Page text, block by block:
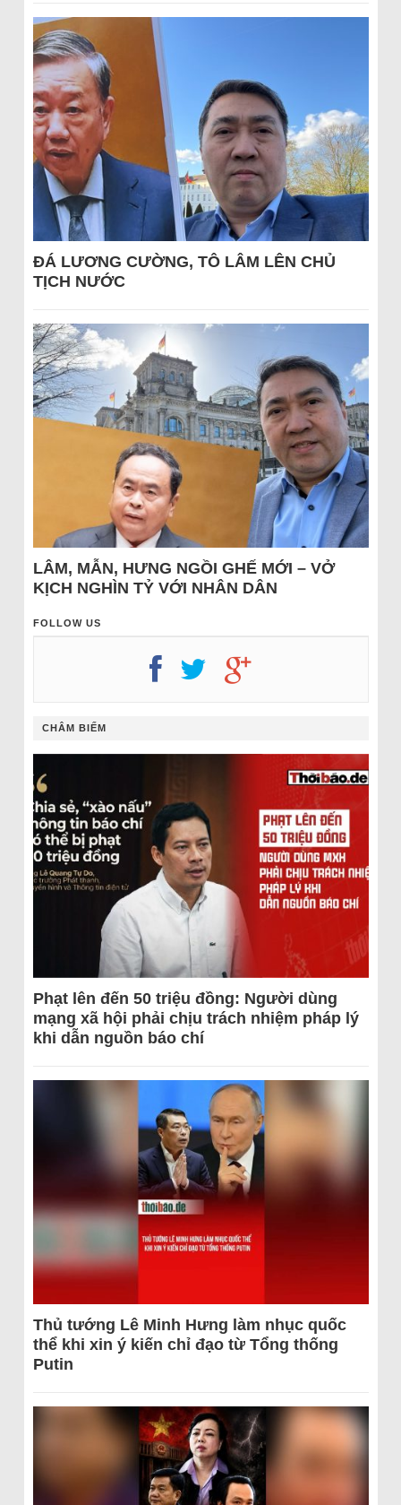
ĐÁ LƯƠNG CƯỜNG, TÔ LÂM LÊN CHỦ
TỊCH NƯỚC
LÂM, MẪN, HƯNG NGỒI GHẾ MỚI – VỞ
KỊCH NGHÌN TỶ VỚI NHÂN DÂN
FOLLOW US
CHÂM BIẾM
Phạt lên đến 50 triệu đồng: Người dùng
mạng xã hội phải chịu trách nhiệm pháp lý
khi dẫn nguồn báo chí
Thủ tướng Lê Minh Hưng làm nhục quốc
thể khi xin ý kiến chỉ đạo từ Tổng thống
Putin